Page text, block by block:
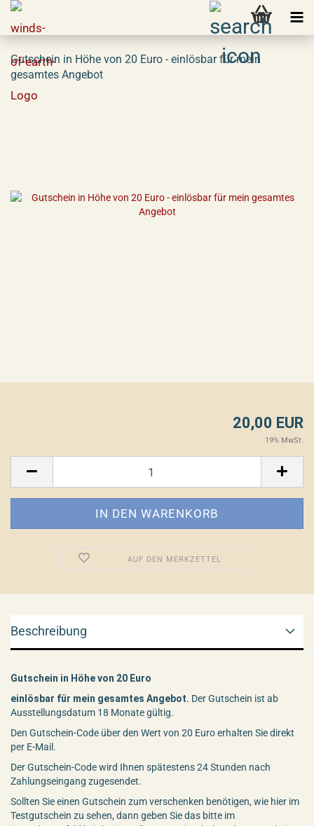
Gutschein in Höhe von 20 Euro - einlösbar für mein
gesamtes Angebot
20,00 EUR
19% MwSt.
AUF DEN MERKZETTEL
Beschreibung
Gutschein in Höhe von 20 Euro
einlösbar für mein gesamtes Angebot. Der Gutschein ist ab
Ausstellungsdatum 18 Monate gültig.
Den Gutschein-Code über den Wert von 20 Euro erhalten Sie direkt
per E-Mail.
Der Gutschein-Code wird Ihnen spätestens 24 Stunden nach
Zahlungseingang zugesendet.
Sollten Sie einen Gutschein zum verschenken benötigen, wie hier im
Testgutschein zu sehen, dann geben Sie das bitte im